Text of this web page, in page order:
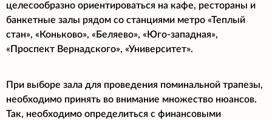
целесообразно ориентироваться на кафе, рестораны и
банкетные залы рядом со станциями метро «Теплый
стан», «Коньково», «Беляево», «Юго-западная»,
«Проспект Вернадского», «Университет».
При выборе зала для проведения поминальной трапезы,
необходимо принять во внимание множество нюансов.
Так, необходимо определиться с финансовыми